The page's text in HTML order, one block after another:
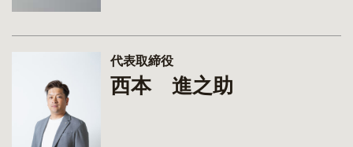
代表取締役
西本 進之助